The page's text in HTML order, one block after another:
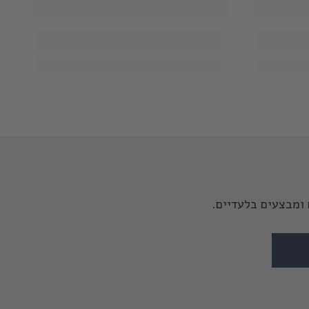
בלעדיים.